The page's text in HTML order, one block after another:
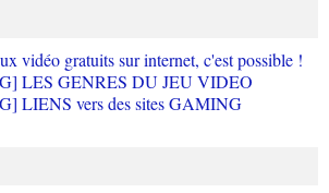
vidéo gratuits sur internet, c'est possible !
LES GENRES DU JEU VIDEO
LIENS vers des sites GAMING